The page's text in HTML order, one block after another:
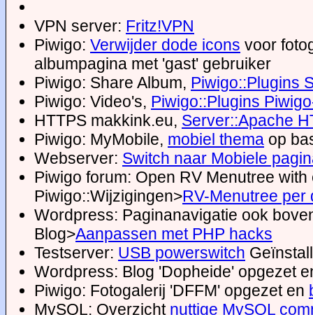
VPN server: Fritz!VPN
Piwigo: Verwijder dode icons voor
albumpagina met 'gast' gebruiker
Piwigo: Share Album, Piwigo::Plugins
Piwigo: Video's, Piwigo::Plugins
HTTPS makkink.eu, Server::Apache
Piwigo: MyMobile, mobiel thema op
Webserver: Switch naar Mobiele
Piwigo forum: Open RV Menutree
Piwigo::Wijzigingen>RV-Menutree per
Wordpress: Paginanavigatie ook
Blog>Aanpassen met PHP hacks
Testserver: USB powerswitch
Wordpress: Blog 'Dopheide' opgezet
Piwigo: Fotogalerij 'DFFM' opgezet en
MySQL: Overzicht nuttige MySQL